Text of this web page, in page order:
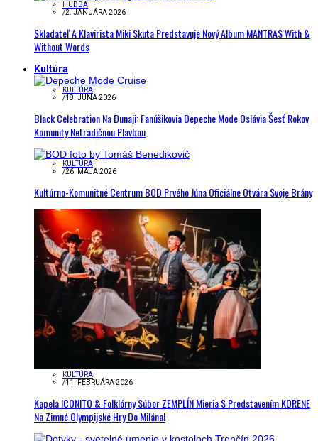
HUDBA
/2. JANUÁRA 2026
Skladateľ A Klavirista Miki Skuta Predstavuje Nový Album MANTRAS With &
Without Words
Kultúra
KULTÚRA
/18. JÚNA 2026
Black Celebration Na Dunaji: Fanúšikovia Depeche Mode Oslávia Šesť Rokov
Komunity Netradičnou Plavbou
KULTÚRA
/26. MÁJA 2026
Kultúrno-Komunitné Centrum BOD Prvého Júna Oficiálne Otvára Svoje Brány
KULTÚRA
/11. FEBRUÁRA 2026
Kapela ICONITO & Folklórny Súbor ZEMPLÍN Mieria S Predstavením KORENE
Na Zimné Olympijské Hry Do Milána!